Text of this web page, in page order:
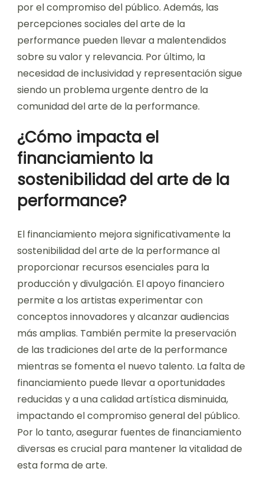
por el compromiso del público. Además, las
percepciones sociales del arte de la
performance pueden llevar a malentendidos
sobre su valor y relevancia. Por último, la
necesidad de inclusividad y representación sigue
siendo un problema urgente dentro de la
comunidad del arte de la performance.
¿Cómo impacta el
financiamiento la
sostenibilidad del arte de la
performance?
El financiamiento mejora significativamente la
sostenibilidad del arte de la performance al
proporcionar recursos esenciales para la
producción y divulgación. El apoyo financiero
permite a los artistas experimentar con
conceptos innovadores y alcanzar audiencias
más amplias. También permite la preservación
de las tradiciones del arte de la performance
mientras se fomenta el nuevo talento. La falta de
financiamiento puede llevar a oportunidades
reducidas y a una calidad artística disminuida,
impactando el compromiso general del público.
Por lo tanto, asegurar fuentes de financiamiento
diversas es crucial para mantener la vitalidad de
esta forma de arte.